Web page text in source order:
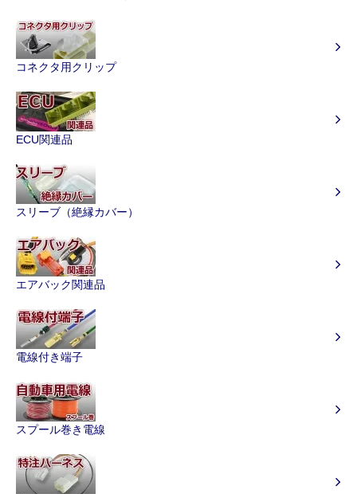
コネクタ用クリップ
ECU関連品
スリーブ（絶縁カバー）
エアバック関連品
電線付き端子
スプール巻き電線